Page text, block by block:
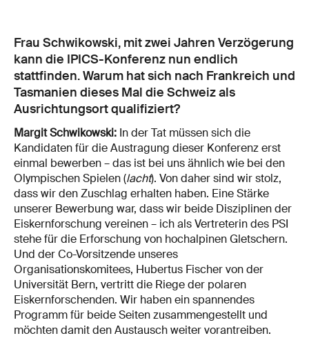
Frau Schwikowski, mit zwei Jahren Verzögerung
kann die IPICS-Konferenz nun endlich
stattfinden. Warum hat sich nach Frankreich und
Tasmanien dieses Mal die Schweiz als
Ausrichtungsort qualifiziert?
Margit Schwikowski: In der Tat müssen sich die
Kandidaten für die Austragung dieser Konferenz erst
einmal bewerben – das ist bei uns ähnlich wie bei den
Olympischen Spielen (lacht). Von daher sind wir stolz,
dass wir den Zuschlag erhalten haben. Eine Stärke
unserer Bewerbung war, dass wir beide Disziplinen der
Eiskernforschung vereinen – ich als Vertreterin des PSI
stehe für die Erforschung von hochalpinen Gletschern.
Und der Co-Vorsitzende unseres
Organisationskomitees, Hubertus Fischer von der
Universität Bern, vertritt die Riege der polaren
Eiskernforschenden. Wir haben ein spannendes
Programm für beide Seiten zusammengestellt und
möchten damit den Austausch weiter vorantreiben.